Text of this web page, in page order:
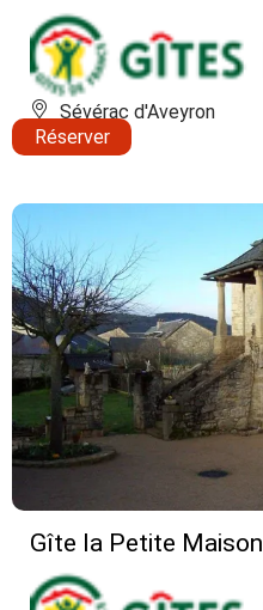
Sévérac d'Aveyron
Réserver
Gîte la Petite Maison